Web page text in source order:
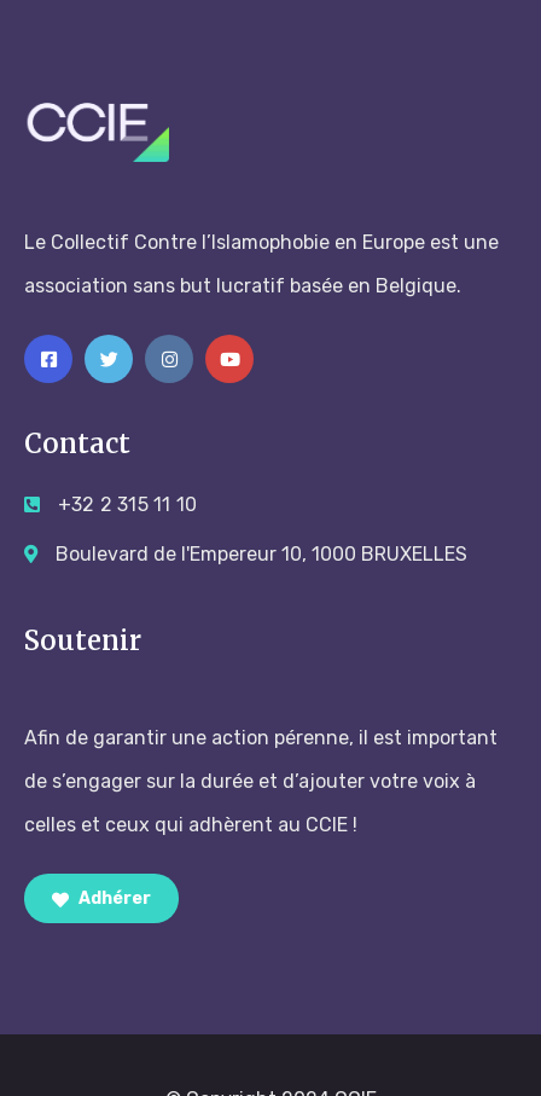
Le Collectif Contre l’Islamophobie en Europe est une
association sans but lucratif basée en Belgique.
Contact
+32 2 315 11 10
Boulevard de l'Empereur 10, 1000 BRUXELLES
Soutenir
Afin de garantir une action pérenne, il est important
de s’engager sur la durée et d’ajouter votre voix à
celles et ceux qui adhèrent au CCIE !
Adhérer